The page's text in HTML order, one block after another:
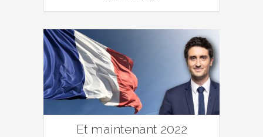
Et maintenant 2022